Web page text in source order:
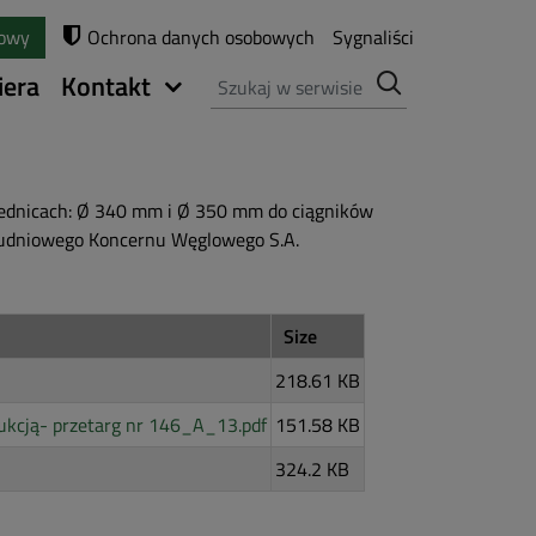
Ochrona danych osobowych Sygnaliści
Kontakt Szukaj
Ø 340 mm i Ø 350 mm do ciągników
Koncernu Węglowego S.A.
Size
218.61 KB
przetarg nr 146_A_13.pdf 151.58 KB
324.2 KB